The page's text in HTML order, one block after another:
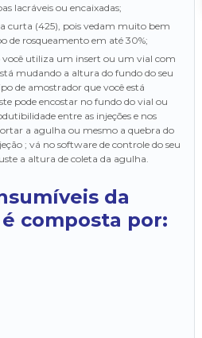
lacráveis ou encaixadas;
de rosqueamento em até 30%;
mudando a altura do fundo do seu
de amostrador que você está
pode encostar no fundo do vial ou
entre as injeções e nos
a agulha ou mesmo a quebra do
; vá no software de controle do seu
a altura de coleta da agulha.
da
composta por: